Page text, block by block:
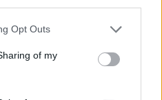
Opt Outs
of my
Liboháji pietní místo na